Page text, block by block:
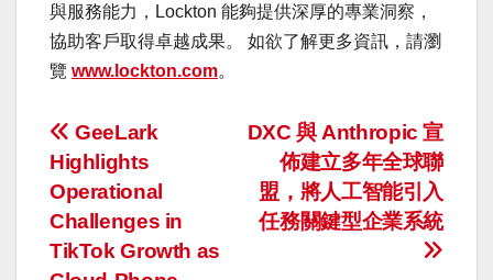
與服務能力，Lockton 能夠提供深厚的專業洞察，
協助客戶取得卓越成果。 如欲了解更多資訊，請瀏
覽 www.lockton.com。
投
稿
ナ
DXC 與 Anthropic 宣
佈建立多年全球聯
盟，將人工智能引入
任務關鍵型企業系統
GeeLark
Highlights
Operational
Challenges in
TikTok Growth as